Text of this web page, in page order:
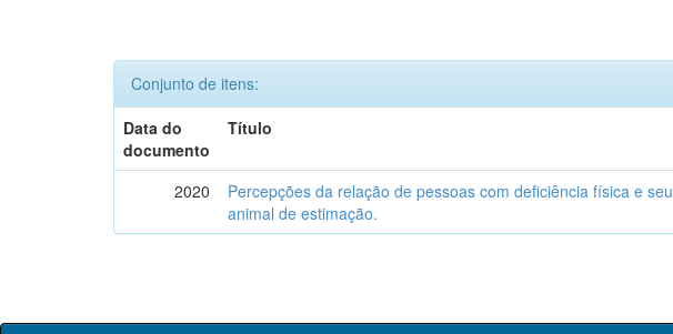
Conjunto de itens:
Data do
documento
Título
2020
Percepções da relação de pessoas com deficiência física e seu
animal de estimação.